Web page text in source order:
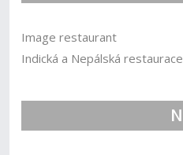
Image restaurant
Indická a Nepálská restaurace
N